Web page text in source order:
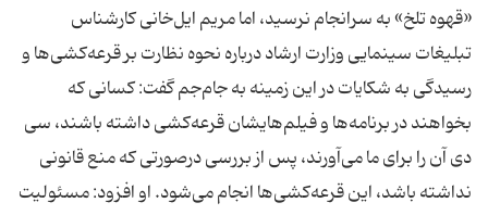
«قهوه تلخ» به سرانجام نرسید، اما مریم ایل‌خانی كارشناس
تبلیغات سینمایی وزارت ارشاد درباره نحوه نظارت بر قرعه‌كشی‌ها و
رسیدگی به شكایات در این زمینه به جام‌جم گفت: كسانی كه
بخواهند در برنامه‌ها و فیلم‌هایشان قرعه‌كشی داشته باشند، سی
دی آن را برای ما می‌آورند، پس از بررسی درصورتی كه منع قانونی
نداشته باشد، این قرعه‌كشی‌ها انجام می‌شود. او افزود: مسئولیت